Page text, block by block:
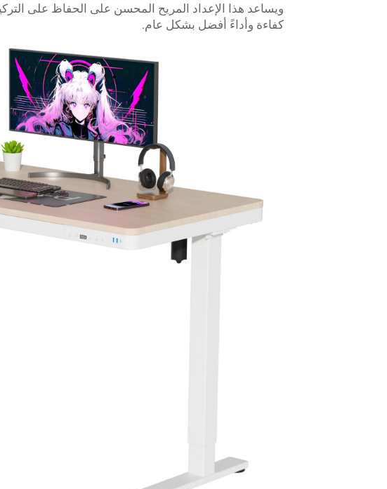
ويساعد هذا الإعداد المريح المحسن على الحفاظ على
كفاءة وأداءً أفضل بشكل عام.